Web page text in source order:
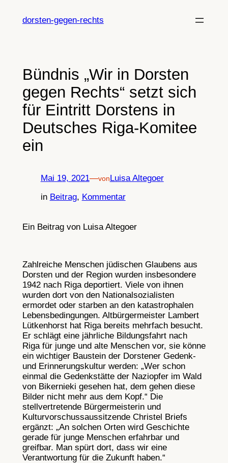
Inhaltdorsten-gegen-rechts
Bündnis „Wir in Dorsten
gegen Rechts“ setzt sich
für Eintritt Dorstens in
Deutsches Riga-Komitee
ein
Mai 19, 2021—vonLuisa Altegoer
in Beitrag, Kommentar
Ein Beitrag von Luisa Altegoer
Zahlreiche Menschen jüdischen Glaubens aus
Dorsten und der Region wurden insbesondere
1942 nach Riga deportiert. Viele von ihnen
wurden dort von den Nationalsozialisten
ermordet oder starben an den katastrophalen
Lebensbedingungen. Altbürgermeister Lambert
Lütkenhorst hat Riga bereits mehrfach besucht.
Er schlägt eine jährliche Bildungsfahrt nach
Riga für junge und alte Menschen vor, sie könne
ein wichtiger Baustein der Dorstener Gedenk-
und Erinnerungskultur werden: „Wer schon
einmal die Gedenkstätte der Naziopfer im Wald
von Bikernieki gesehen hat, dem gehen diese
Bilder nicht mehr aus dem Kopf.“ Die
stellvertretende Bürgermeisterin und
Kulturvorschussaussitzende Christel Briefs
ergänzt: „An solchen Orten wird Geschichte
gerade für junge Menschen erfahrbar und
greifbar. Man spürt dort, dass wir eine
Verantwortung für die Zukunft haben.“